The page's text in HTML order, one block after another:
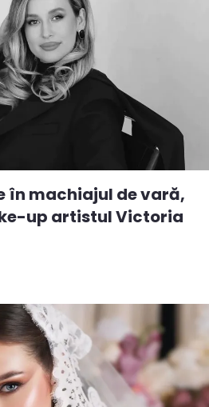
în machiajul de vară,
up artistul Victoria